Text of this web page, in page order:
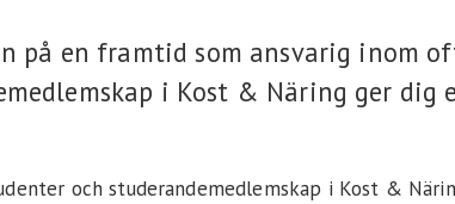
på en framtid som ansvarig inom
i Kost & Näring ger dig
och studerandemedlemskap i Kost &